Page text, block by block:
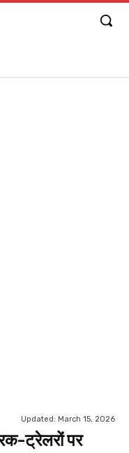
Updated: March 15, 2026
ट्रेलरों पर